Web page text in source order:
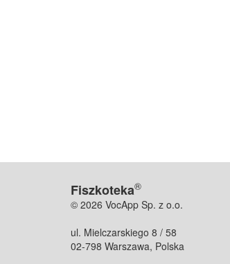
Fiszkoteka®
© 2026 VocApp Sp. z o.o.
ul. Mielczarskiego 8 / 58
02-798 Warszawa, Polska